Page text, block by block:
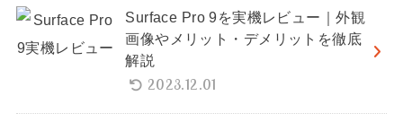
Surface Pro 9を実機レビュー｜外観
画像やメリット・デメリットを徹底
解説
2023.12.01